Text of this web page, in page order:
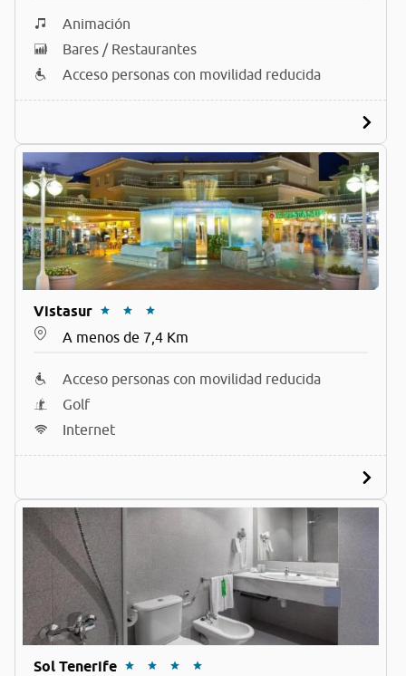
Animación
Bares / Restaurantes
Acceso personas con movilidad reducida
Vistasur
A menos de 7,4 Km
Acceso personas con movilidad reducida
Golf
Internet
Sol Tenerife